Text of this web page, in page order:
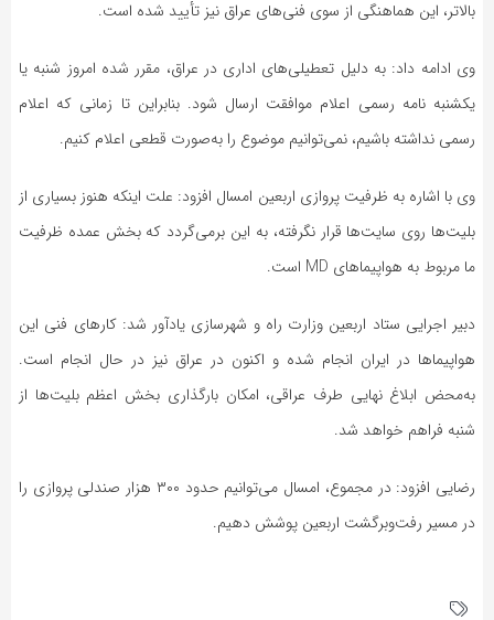
بالاتر، این هماهنگی از سوی فنی‌های عراق نیز تأیید شده است.
وی ادامه داد: به دلیل تعطیلی‌های اداری در عراق، مقرر شده امروز شنبه یا
یکشنبه نامه رسمی اعلام موافقت ارسال شود. بنابراین تا زمانی که اعلام
رسمی نداشته باشیم، نمی‌توانیم موضوع را به‌صورت قطعی اعلام کنیم.
وی با اشاره به ظرفیت پروازی اربعین امسال افزود: علت اینکه هنوز بسیاری از
بلیت‌ها روی سایت‌ها قرار نگرفته، به این برمی‌گردد که بخش عمده ظرفیت
ما مربوط به هواپیماهای MD است.
دبیر اجرایی ستاد اربعین وزارت راه و شهرسازی یادآور شد: کارهای فنی این
هواپیماها در ایران انجام شده و اکنون در عراق نیز در حال انجام است.
به‌محض ابلاغ نهایی طرف عراقی، امکان بارگذاری بخش اعظم بلیت‌ها از
شنبه فراهم خواهد شد.
رضایی افزود: در مجموع، امسال می‌توانیم حدود ۳۰۰ هزار صندلی پروازی را
در مسیر رفت‌وبرگشت اربعین پوشش دهیم.